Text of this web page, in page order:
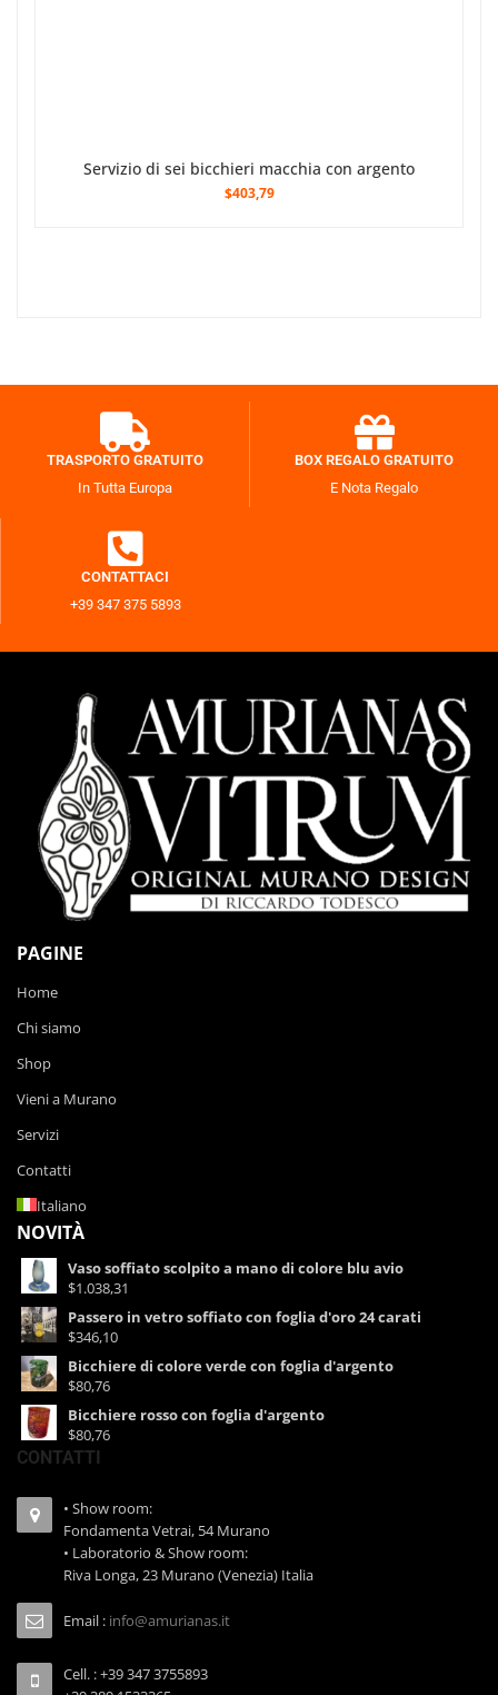
Servizio di sei bicchieri macchia con argento
$403,79
TRASPORTO GRATUITO
In Tutta Europa
BOX REGALO GRATUITO
E Nota Regalo
CONTATTACI
+39 347 375 5893
PAGINE
Home
Chi siamo
Shop
Vieni a Murano
Servizi
Contatti
Italiano
NOVITÀ
Vaso soffiato scolpito a mano di colore blu avio
$1.038,31
Passero in vetro soffiato con foglia d'oro 24 carati
$346,10
Bicchiere di colore verde con foglia d'argento
$80,76
Bicchiere rosso con foglia d'argento
$80,76
CONTATTI
• Show room:
Fondamenta Vetrai, 54 Murano
• Laboratorio & Show room:
Riva Longa, 23 Murano (Venezia) Italia
Email : info@amurianas.it
Cell. : +39 347 3755893